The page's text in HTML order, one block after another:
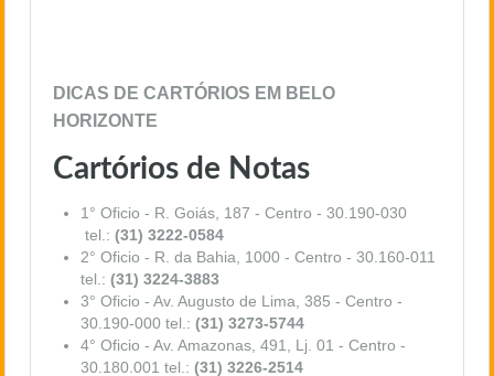
DICAS DE CARTÓRIOS EM BELO
HORIZONTE
Cartórios de Notas
1° Oficio - R. Goiás, 187 - Centro - 30.190-030
tel.: (31) 3222-0584
2° Oficio - R. da Bahia, 1000 - Centro - 30.160-011
tel.: (31) 3224-3883
3° Oficio - Av. Augusto de Lima, 385 - Centro -
30.190-000 tel.: (31) 3273-5744
4° Oficio - Av. Amazonas, 491, Lj. 01 - Centro -
30.180.001 tel.: (31) 3226-2514